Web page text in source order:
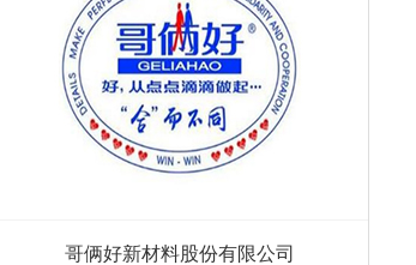
哥俩好新材料股份有限公司